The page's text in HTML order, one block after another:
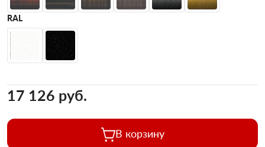
RAL
17 126 pуб.
В корзину